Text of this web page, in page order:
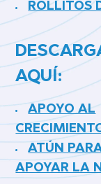
ROLLITOS
AQUÍ:
APOYO AL
ATÚN
APOYAR LA